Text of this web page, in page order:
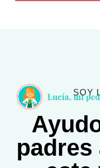
SOY
padres